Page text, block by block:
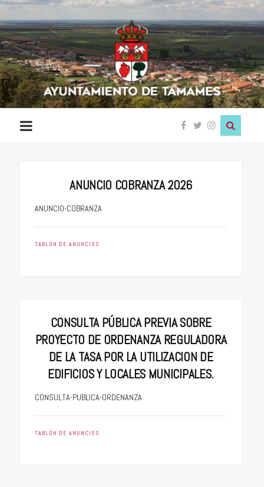
Ayuntamiento
de
Tamames
ANUNCIO COBRANZA 2026
ANUNCIO-COBRANZA
TABLÓN DE ANUNCIOS
CONSULTA PÚBLICA PREVIA SOBRE
PROYECTO DE ORDENANZA REGULADORA
DE LA TASA POR LA UTILIZACION DE
EDIFICIOS Y LOCALES MUNICIPALES.
CONSULTA-PUBLICA-ORDENANZA
TABLÓN DE ANUNCIOS